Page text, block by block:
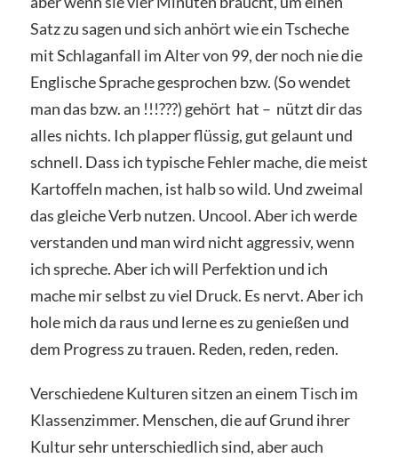
Satz zu sagen und sich anhört wie ein Tscheche
mit Schlaganfall im Alter von 99, der noch nie die
Englische Sprache gesprochen bzw. (So wendet
man das bzw. an !!!???) gehört hat – nützt dir das
alles nichts. Ich plapper flüssig, gut gelaunt und
schnell. Dass ich typische Fehler mache, die meist
Kartoffeln machen, ist halb so wild. Und zweimal
das gleiche Verb nutzen. Uncool. Aber ich werde
verstanden und man wird nicht aggressiv, wenn
ich spreche. Aber ich will Perfektion und ich
mache mir selbst zu viel Druck. Es nervt. Aber ich
hole mich da raus und lerne es zu genießen und
dem Progress zu trauen. Reden, reden, reden.
Verschiedene Kulturen sitzen an einem Tisch im
Klassenzimmer. Menschen, die auf Grund ihrer
Kultur sehr unterschiedlich sind, aber auch